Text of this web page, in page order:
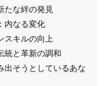
たな絆の発見
内なる変化
スキルの向上
統と革新の調和
出そうとしているあな